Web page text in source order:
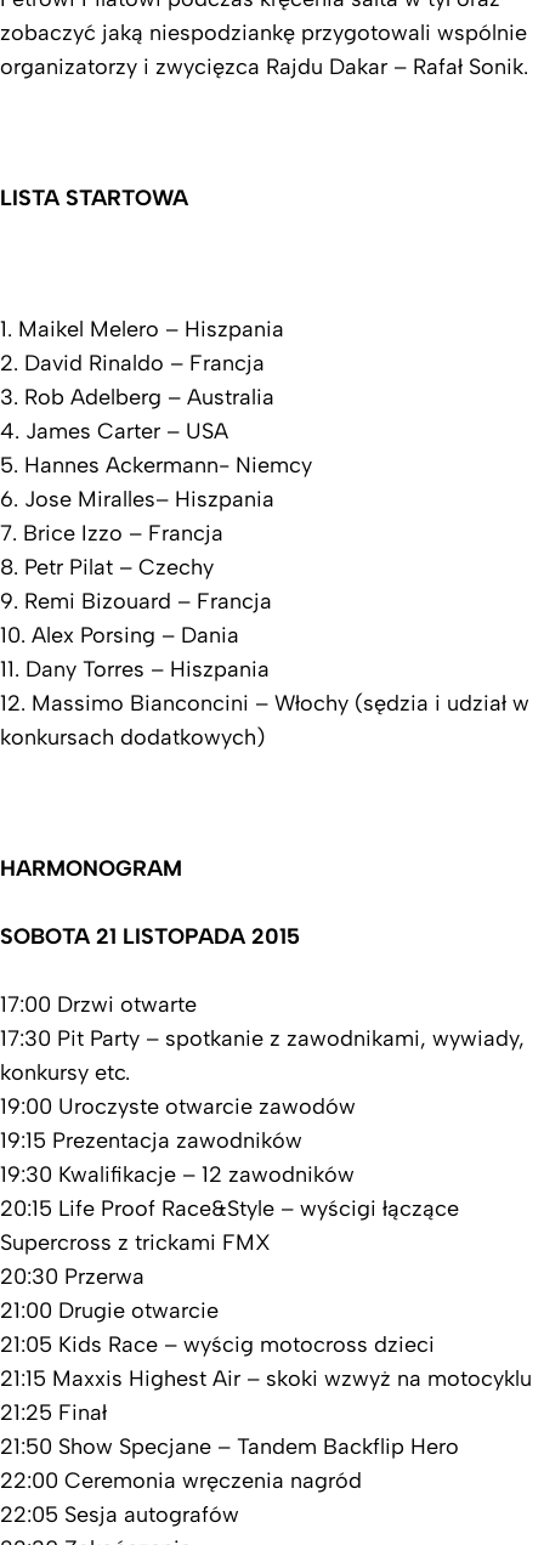
zobaczyć jaką niespodziankę przygotowali wspólnie
organizatorzy i zwycięzca Rajdu Dakar – Rafał Sonik.
LISTA STARTOWA
1. Maikel Melero – Hiszpania
2. David Rinaldo – Francja
3. Rob Adelberg – Australia
4. James Carter – USA
5. Hannes Ackermann- Niemcy
6. Jose Miralles– Hiszpania
7. Brice Izzo – Francja
8. Petr Pilat – Czechy
9. Remi Bizouard – Francja
10. Alex Porsing – Dania
11. Dany Torres – Hiszpania
12. Massimo Bianconcini – Włochy (sędzia i udział w
konkursach dodatkowych)
HARMONOGRAM
SOBOTA 21 LISTOPADA 2015
17:00 Drzwi otwarte
17:30 Pit Party – spotkanie z zawodnikami, wywiady,
konkursy etc.
19:00 Uroczyste otwarcie zawodów
19:15 Prezentacja zawodników
19:30 Kwalifikacje – 12 zawodników
20:15 Life Proof Race&Style – wyścigi łączące
Supercross z trickami FMX
20:30 Przerwa
21:00 Drugie otwarcie
21:05 Kids Race – wyścig motocross dzieci
21:15 Maxxis Highest Air – skoki wzwyż na motocyklu
21:25 Finał
21:50 Show Specjane – Tandem Backflip Hero
22:00 Ceremonia wręczenia nagród
22:05 Sesja autografów